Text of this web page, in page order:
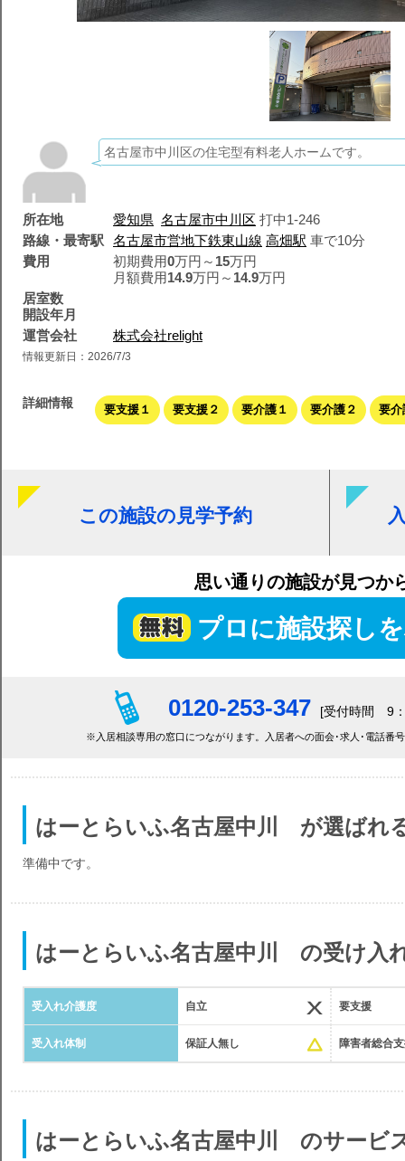
名古屋市中川区の住宅型有料老人ホームです。
所在地 愛知県 名古屋市中川区 打中1-246
路線・最寄駅
名古屋市営地下鉄東山線 高畑駅 車で10分
費用
初期費用0万円～ 15万円
月額費用14.9万円～ 14.9万円
居室数
開設年月
運営会社
株式会社relight
情報更新日：2026/7/3
詳細情報 要支援１ 要支援２ 要介護１ 要介護２ 要介
この施設の見学予約
思い通りの施設が見つか
プロに施設探し
0120-253-347 [受付時間 9
※入居相談専用の窓口につながります。入居者への面会･求人･電話番
はーとらいふ名古屋中川 が選ばれ
準備中です。
はーとらいふ名古屋中川 の受け入
受入れ介護度 自立 要支援
受入れ体制 保証人無し 障害者総合
はーとらいふ名古屋中川 のサービ